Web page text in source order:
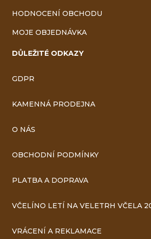
HODNOCENÍ OBCHODU
MOJE OBJEDNÁVKA
DŮLEŽITÉ ODKAZY
GDPR
KAMENNÁ PRODEJNA
O NÁS
OBCHODNÍ PODMÍNKY
PLATBA A DOPRAVA
VČELÍNO LETÍ NA VELETRH VČELA
VRÁCENÍ A REKLAMACE